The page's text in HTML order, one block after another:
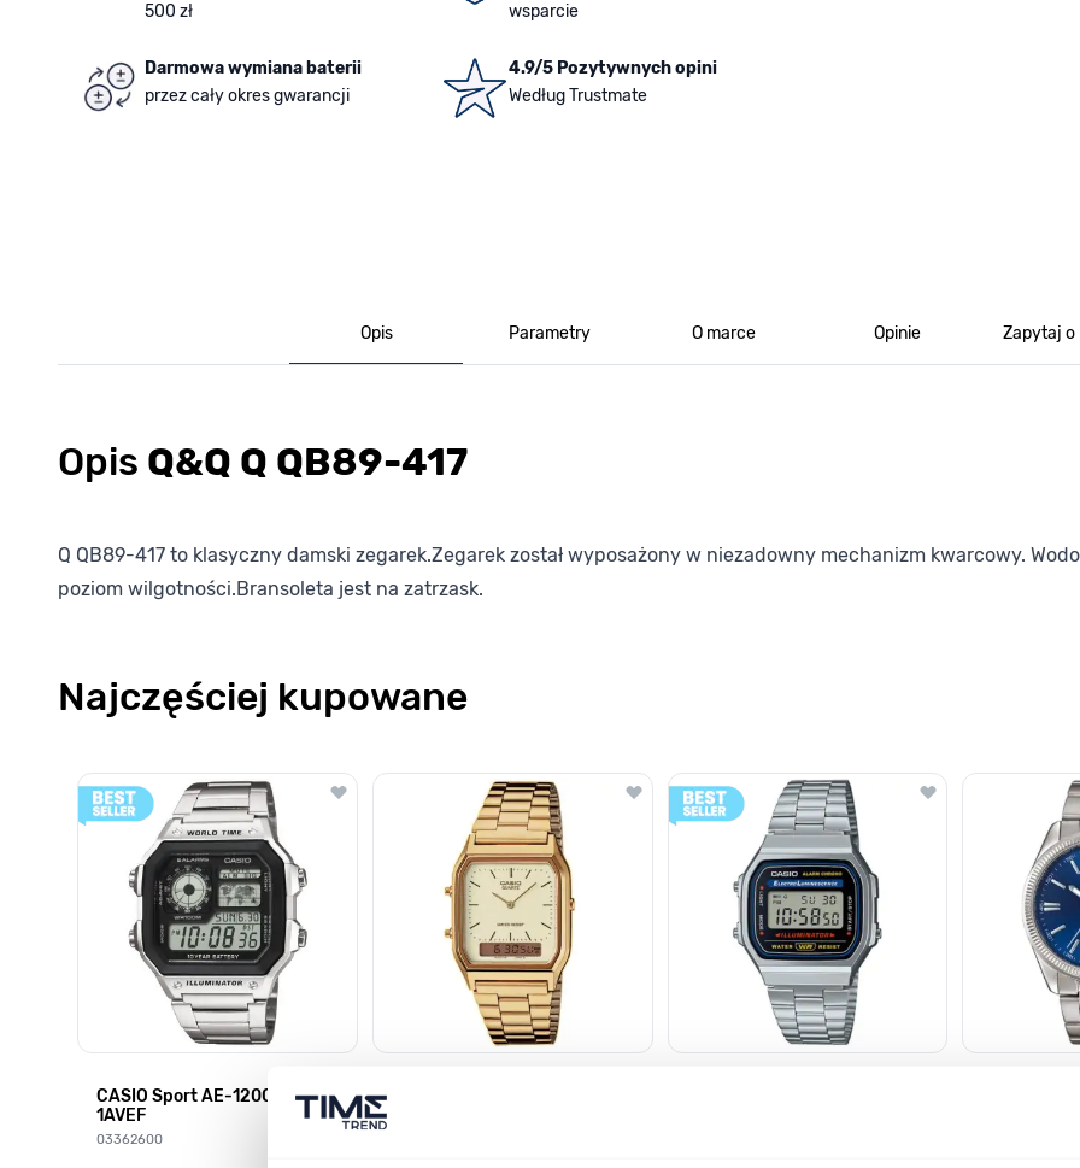
500 zł
wsparcie
Darmowa wymiana baterii
przez cały okres gwarancji
4.9/5 Pozytywnych opini
Według Trustmate
Opis Parametry O marce Opinie Zapytaj o
Opis Q&Q Q QB89-417
Q QB89-417 to klasyczny damski zegarek.Zegarek został wyposażony w niezadowny mechanizm kwarcowy.
poziom wilgotności.Bransoleta jest na zatrzask.
Najczęściej kupowane
Poruszanie się po elementach karuzeli jest możliwe za pomocą klawisza tabulacji. Możesz pominąć karuzelę lub przejść
Naciśnij, aby pominąć karuzelę
Naciśnij, aby przejść do nawigacji karuzeli
CASIO Sport AE-1200WHD-
1AVEF
03362600
Casio